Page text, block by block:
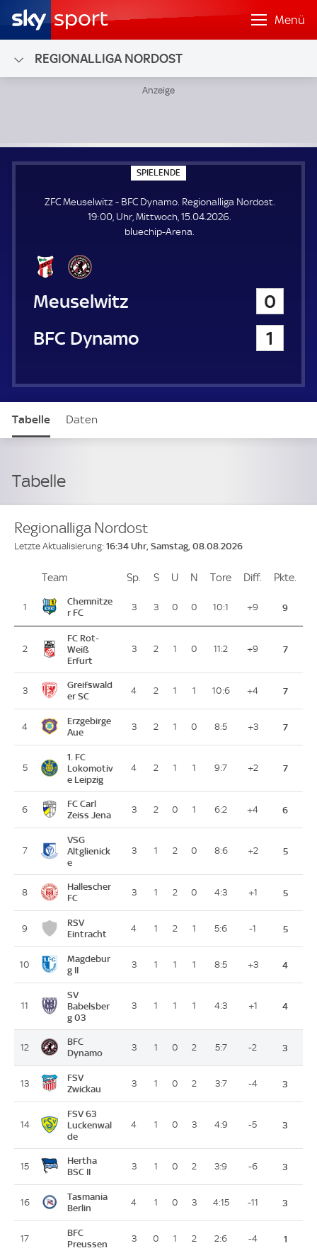
Menü
REGIONALLIGA NORDOST
SPIELENDE
P
E
L
E
N
ZFC Meuselwitz - BFC Dynamo. Regionalliga Nordost.
19:00, Uhr, Mittwoch, 15.04.2026.
bluechip-Arena.
ZFC Meuselwitz
0
BFC Dynamo
1
Tabelle Daten
Tabelle
Regionalliga Nordost
Letzte Aktualisierung: 16:34 Uhr, Samstag, 08.08.2026
PlatzTeam Sp. Spiele
SSiege
U Unentschieden
N Niederlagen
Tore ToreDiff. Differenz
Pkte.
1
Chemnitze
r FC
3 3 0 0 10:1 +9 9
2
FC Rot-
Weiß
Erfurt
3 2 1 0 11:2 +9 7
3
Greifswald
er SC
4 2 1 1 10:6 +4 7
4
Erzgebirge
Aue
3 2 1 0 8:5 +3 7
5
1. FC
Lokomotiv
e Leipzig
4 2 1 1 9:7 +2 7
6
FC Carl
Zeiss Jena
3 2 0 1 6:2 +4 6
7
VSG
Altglienick
e
3 1 2 0 8:6 +2 5
8
Hallescher
FC
3 1 2 0 4:3 +1 5
9
RSV
Eintracht
4 1 2 1 5:6 -1 5
10
Magdebur
g II
3 1 1 1 8:5 +3 4
11
SV
Babelsber
g 03
3 1 1 1 4:3 +1 4
12
BFC
Dynamo
3 1 0 2 5:7 -2 3
13
FSV
Zwickau
3 1 0 2 3:7 -4 3
14
FSV 63
Luckenwal
de
4 1 0 3 4:9 -5 3
15
Hertha
BSC II
3 1 0 2 3:9 -6 3
16
Tasmania
Berlin
4 1 0 3 4:15 -11 3
17
BFC
Preussen
3 0 1 2 2:6 -4 1